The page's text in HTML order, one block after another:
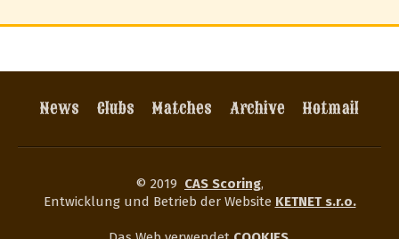
News Clubs Matches Archive Hotmail
© 2019 CAS Scoring,
Entwicklung und Betrieb der Website KETNET s.r.o.